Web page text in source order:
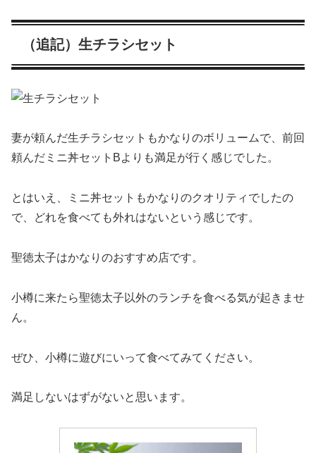
（追記）生チラシセット
妻が頼んだ生チラシセットもかなりのボリュームで、前回
頼んだミニ丼セットBよりも満足が行く感じでした。
とはいえ、ミニ丼セットもかなりのクオリティでしたの
で、どれを食べても外れはないという感じです。
聖徳太子はかなりのおすすめ店です。
小樽に来たら聖徳太子以外のランチを食べる気が起きませ
ん。
ぜひ、小樽に遊びにいって食べてみてください。
満足しないはずがないと思います。